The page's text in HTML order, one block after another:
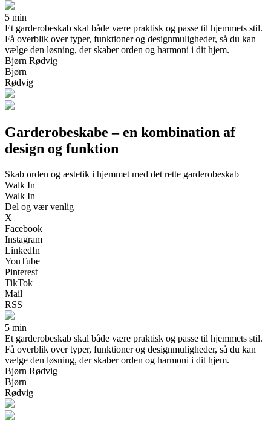
5 min
Et garderobeskab skal både være praktisk og passe til hjemmets stil.
Få overblik over typer, funktioner og designmuligheder, så du kan
vælge den løsning, der skaber orden og harmoni i dit hjem.
Bjørn Rødvig
Bjørn
Rødvig
Garderobeskabe – en kombination af
design og funktion
Skab orden og æstetik i hjemmet med det rette garderobeskab
Walk In
Walk In
Del og vær venlig
X
Facebook
Instagram
LinkedIn
YouTube
Pinterest
TikTok
Mail
RSS
5 min
Et garderobeskab skal både være praktisk og passe til hjemmets stil.
Få overblik over typer, funktioner og designmuligheder, så du kan
vælge den løsning, der skaber orden og harmoni i dit hjem.
Bjørn Rødvig
Bjørn
Rødvig